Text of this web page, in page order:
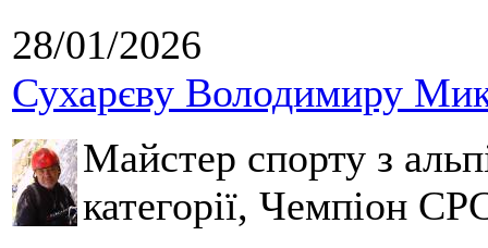
28/01/2026
Сухарєву Володимиру
Майстер спорту з
категорії, Чемпіон